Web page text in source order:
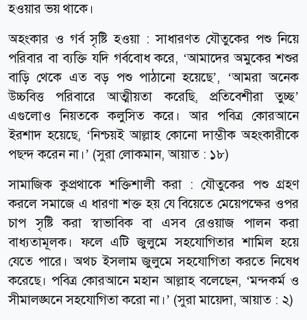
হওয়ার ভয় থাকে।
অহংকার ও গর্ব সৃষ্টি হওয়া : সাধারণত যৌতুকের পশু নিয়ে
পরিবার বা ব্যক্তি যদি গর্ববোধ করে, ‘আমাদের অমুকের শশুর
বাড়ি থেকে এত বড় পশু পাঠানো হয়েছে’, ‘আমরা অনেক
উচ্চবিত্ত পরিবারে আত্মীয়তা করেছি, প্রতিবেশীরা তুচ্ছ’
এগুলোও নিয়তকে কলুসিত করে। আর পবিত্র কোরআনে
ইরশাদ হয়েছে, ‘নিশ্চয়ই আল্লাহ কোনো দাম্ভীক অহংকারীকে
পছন্দ করেন না।’ (সুরা লোকমান, আয়াত : ১৮)
সামাজিক কুপ্রথাকে শক্তিশালী করা : যৌতুকের পশু গ্রহণ
করলে সমাজে এ ধারণা শক্ত হয় যে বিয়েতে মেয়েপক্ষের ওপর
চাপ সৃষ্টি করা স্বাভাবিক বা এসব রেওয়াজ পালন করা
বাধ্যতামূলক। ফলে এটি জুলুমে সহযোগিতার শামিল হয়ে
যেতে পারে। অথচ ইসলাম জুলুমে সহযোগিতা করতে নিষেধ
করেছে। পবিত্র কোরআনে মহান আল্লাহ বলেছেন, ‘মন্দকর্ম ও
সীমালঙ্ঘনে সহযোগিতা করো না।’ (সুরা মায়েদা, আয়াত : ২)